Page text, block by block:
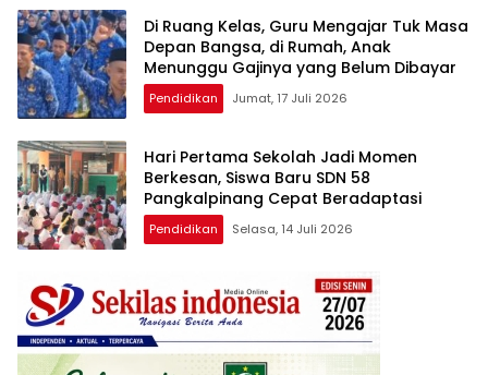
Di Ruang Kelas, Guru Mengajar Tuk Masa
Depan Bangsa, di Rumah, Anak
Menunggu Gajinya yang Belum Dibayar
Pendidikan Jumat, 17 Juli 2026
Hari Pertama Sekolah Jadi Momen
Berkesan, Siswa Baru SDN 58
Pangkalpinang Cepat Beradaptasi
Pendidikan Selasa, 14 Juli 2026